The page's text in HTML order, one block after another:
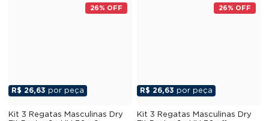
26% OFF
R$ 26,63 por peça
Kit 3 Regatas Masculinas Dry
26% OFF
R$ 26,63 por peça
Kit 3 Regatas Masculinas Dry